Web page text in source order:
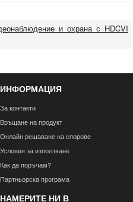
и охрана с HDCVI
ИНФОРМАЦИЯ
За контакти
Връщане на продукт
Онлайн решаване на спорове
Условия за използване
Как да поръчам?
Партньорска програма
НАМЕРИТЕ НИ В